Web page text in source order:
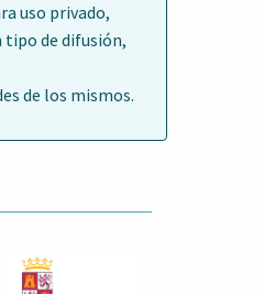
uso privado,
tipo de difusión,
de los mismos.